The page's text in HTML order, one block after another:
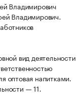
Владимирович
Владимирович.
вид деятельности
оптовая напитками.
— 11.